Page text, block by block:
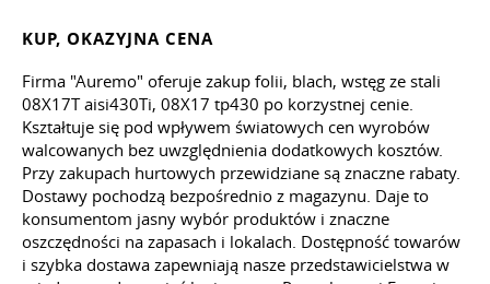
KUP, OKAZYJNA CENA
Firma "Auremo" oferuje zakup folii, blach, wstęg ze stali
08X17T aisi430Ti, 08X17 tp430 po korzystnej cenie.
Kształtuje się pod wpływem światowych cen wyrobów
walcowanych bez uwzględnienia dodatkowych kosztów.
Przy zakupach hurtowych przewidziane są znaczne rabaty.
Dostawy pochodzą bezpośrednio z magazynu. Daje to
konsumentom jasny wybór produktów i znaczne
oszczędności na zapasach i lokalach. Dostępność towarów
i szybka dostawa zapewniają nasze przedstawicielstwa w